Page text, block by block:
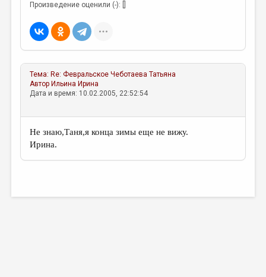
ЭССЕИСТИКА
КУЛЬТУРОВЕДЕНИЕ
ПУБЛИЦИСТИКА
РЕЦЕНЗИРОВАНИЕ
ЦИКЛЫ ПУБЛИКАЦИЙ
ТРЕДИАКОВСКИЙ
Произведение оценили (-): []
Тема: Re: Февральское Чеботаева Татьяна
Автор Ильина Ирина
Дата и время: 10.02.2005, 22:52:54
Не знаю,Таня,я конца зимы еще не вижу.
Ирина.